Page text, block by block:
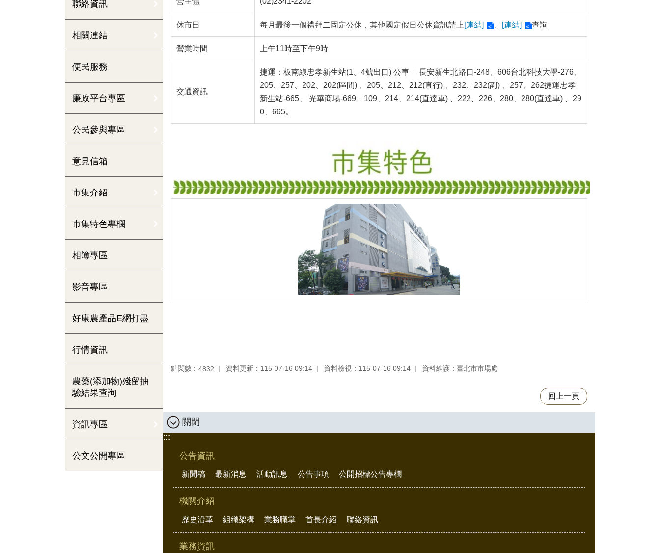
聯絡資訊
相關連結
便民服務
廉政平台專區
公民參與專區
意見信箱
市集介紹
市集特色專欄
相簿專區
影音專區
好康農產品E網打盡
行情資訊
農藥(添加物)殘留抽
驗結果查詢
資訊專區
公文公開專區
休市日 每月最後一個禮拜二固定公休，其他國定假日公休資訊請上 [連結] [連結] 查詢
營業時間 上午11時至下午9時
交通資訊
捷運：板南線忠孝新生站(1、4號出口) 公車： 長安新生北路口-248、606台北科技大學-276、
205、257、202、202(區間) 、205、212、212(直行) 、232、232(副) 、257、262捷運忠孝
新生站-665、 光華商場-669、109、214、214(直達車) 、222、226、280、280(直達車) 、29
0、665。
點閱數： 4832 資料更新：115-07-16 09:14 資料檢視：115-07-16 09:14 資料維護：臺北市市場處
回上一頁
關閉
:::
公告資訊
新聞稿 最新消息 活動訊息 公告事項 公開招標公告專欄
機關介紹
歷史沿革 組織架構 業務職掌 首長介紹 聯絡資訊
業務資訊